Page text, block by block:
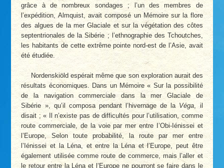
grâce à de nombreux sondages ; l’un des membres de
l’expédition, Almquist, avait composé un Mémoire sur la flore
des algues de la mer Glaciale et sur la végétation des côtes
septentrionales de la Sibérie ; l’ethnographie des Tchoutches,
les habitants de cette extrême pointe nord-est de l’Asie, avait
été étudiée.
Nordenskiöld espérait même que son exploration aurait des
résultats économiques. Dans un Mémoire « Sur la possibilité
de la navigation commerciale dans la mer Glaciale de
Sibérie », qu’il composa pendant l’hivernage de laVéga , il
disait ; « Il n’existe pas de difficultés pour l’utilisation, comme
route commerciale, de la voie par mer entre I’Obi-Iénissei et
l’Europe, Selon toute probabilité, la route par mer entre
l’Iénissei et la Léna, et entre la Léna et l’Europe, peut être
également utilisée comme route de commerce, mais l’aller et
le retour entre la Léna et l’Europe ne pourront se faire dans le